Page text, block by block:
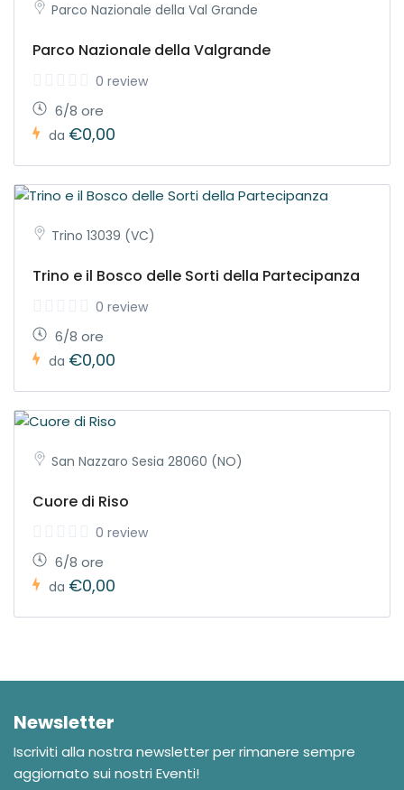
Parco Nazionale della Val Grande
Parco Nazionale della Valgrande
0 review
6/8 ore
da €0,00
Trino 13039 (VC)
Trino e il Bosco delle Sorti della Partecipanza
0 review
6/8 ore
da €0,00
San Nazzaro Sesia 28060 (NO)
Cuore di Riso
0 review
6/8 ore
da €0,00
Newsletter
Iscriviti alla nostra newsletter per rimanere sempre
aggiornato sui nostri Eventi!